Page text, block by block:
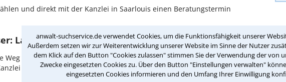
anwalt-suchservice.de verwendet Cookies, um die Funktionsfähigkeit unserer
Außerdem setzen wir zur Weiterentwicklung unserer Website im Sinne der Nutzer
dem Klick auf den Button "Cookies zulassen" stimmen Sie der Verwendung der von
Zwecke eingesetzten Cookies zu. Über den Button "Einstellungen verwalten"
eingesetzten Cookies informieren und den Umfang Ihrer Einwilligung
und direkt mit der Kanzlei in Saarlouis einen Beratungstermin
Lassen Sie sich zurückrufen
Weg zum Anwalt in Saarlouis ist es, über unser Kontaktformular einen
anzufordern - probieren Sie es gleich aus.